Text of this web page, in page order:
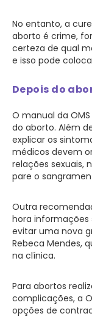
No entanto, a
aborto é crime,
certeza de qual
e isso pode
Depois do
O manual da
do aborto. Além
explicar os
médicos devem
relações sexuais,
pare o
Outra
hora
evitar uma nova
Rebeca Mendes,
na clínica.
Para abortos
complicações, a
opções de